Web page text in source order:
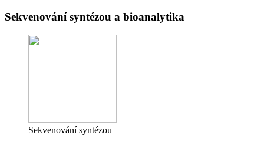
Sekvenování syntézou a bioanalytika
Sekvenování syntézou